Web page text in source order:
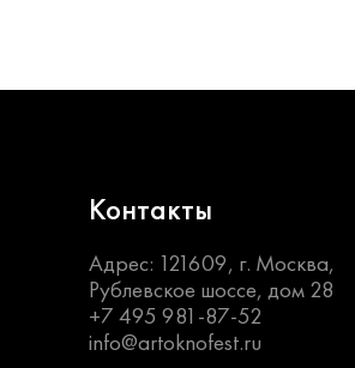
Контакты
Адрес: 121609, г. Москва,
Рублевское шоссе, дом 28
+7 495 981-87-52
info@artoknofest.ru